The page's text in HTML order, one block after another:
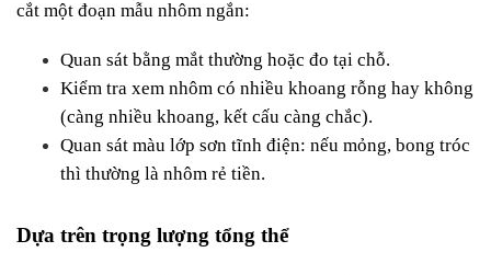
cắt một đoạn mẫu nhôm ngắn:
Quan sát bằng mắt thường hoặc đo tại chỗ.
Kiểm tra xem nhôm có nhiều khoang rỗng hay không
(càng nhiều khoang, kết cấu càng chắc).
Quan sát màu lớp sơn tĩnh điện: nếu mỏng, bong tróc
thì thường là nhôm rẻ tiền.
Dựa trên trọng lượng tổng thể